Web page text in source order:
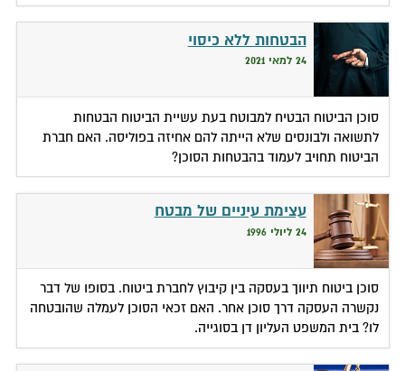
הבטחות ללא כיסוי
24 למאי 2021
סוכן הביטוח הבטיח למבוטח בעת עשיית הביטוח הבטחות
לתשואה ולבונסים שלא הייתה להם אחיזה בפוליסה. האם חברת
הביטוח תחויב לעמוד בהבטחות הסוכן?
עצימת עיניים של מבטח
24 ליולי 1996
סוכן ביטוח תיווך בעסקה בין קיבוץ לחברת ביטוח. בסופו של דבר
נקשרה העסקה דרך סוכן אחר. האם זכאי הסוכן לעמלה שהובטחה
לו? בית המשפט העליון דן בסוגייה.